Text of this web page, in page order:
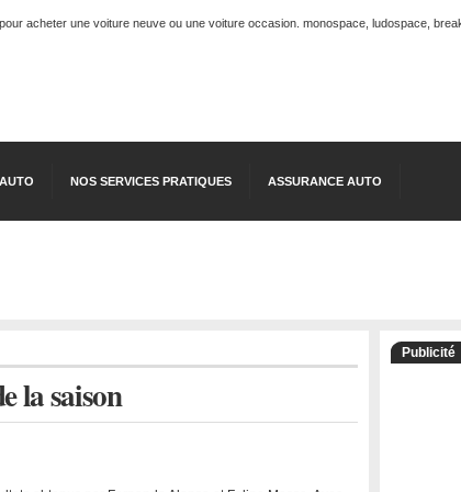
acheter une voiture neuve ou une voiture occasion. monospace, ludospace,
NOS SERVICES PRATIQUES ASSURANCE AUTO
la saison
Publicité